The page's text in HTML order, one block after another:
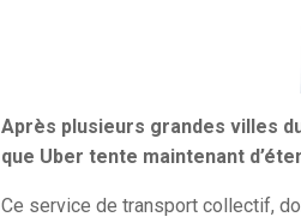
Après plusieurs grandes villes
que Uber tente maintenant
Ce service de transport collectif,